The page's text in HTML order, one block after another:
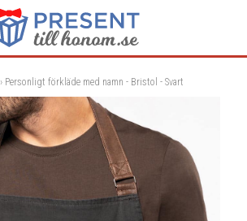
› Personligt förkläde med namn - Bristol - Svart